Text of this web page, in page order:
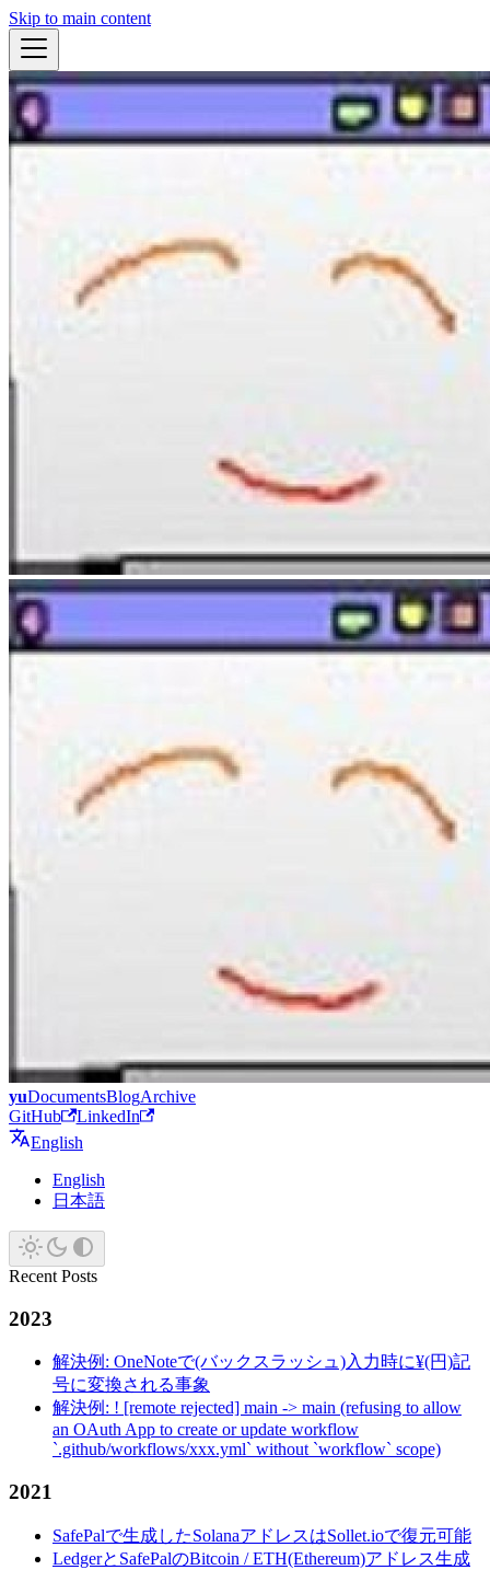
Skip to main content
yuDocumentsBlogArchive
GitHub
LinkedIn
English
English
日本語
Recent Posts
2023
解決例: OneNoteで(バックスラッシュ)入力時に¥(円)記
号に変換される事象
解決例: ! [remote rejected] main -> main (refusing to allow
an OAuth App to create or update workflow
`.github/workflows/xxx.yml` without `workflow` scope)
2021
SafePalで生成したSolanaアドレスはSollet.ioで復元可能
LedgerとSafePalのBitcoin / ETH(Ethereum)アドレス生成